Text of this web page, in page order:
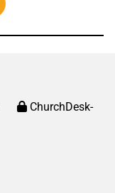
ChurchDesk-